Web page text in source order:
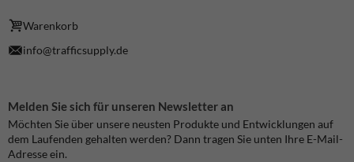
Warenkorb
info@trafficsupply.de
Melden Sie sich für unseren Newsletter an
Möchten Sie über unsere neusten Produkte und Entwicklungen auf
dem Laufenden gehalten werden? Dann tragen Sie unten Ihre E-Mail-
Adresse ein.